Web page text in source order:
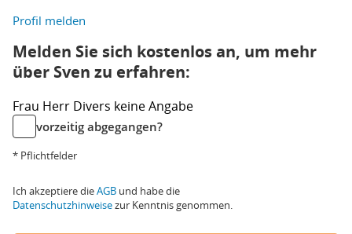
Profil melden
Melden Sie sich kostenlos an, um mehr
über Sven zu erfahren:
Frau Herr Divers keine Angabe
vorzeitig abgegangen?
* Pflichtfelder
Ich akzeptiere dieAGB und habe die
Datenschutzhinweisezur Kenntnis genommen.